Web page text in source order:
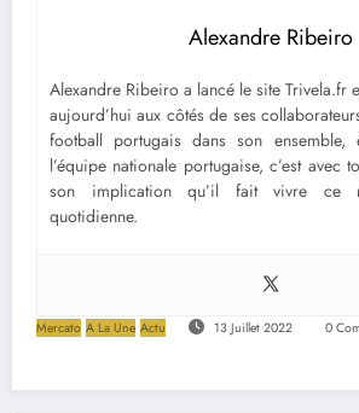
Alexandre Ribeiro
Alexandre Ribeiro a lancé le site Trivela.fr
aujourd’hui aux côtés de ses
football portugais dans son ensemble,
l’équipe nationale portugaise, c’est avec
son implication qu’il fait vivre ce
quotidienne.
Mercato A La Une Actu 13 Juillet 2022 0